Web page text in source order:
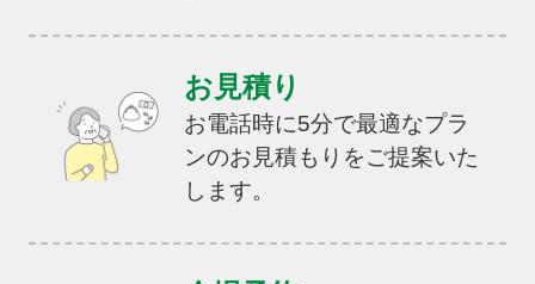
お見積り
お電話時に5分で最適なプラ
ンのお見積もりをご提案いた
します。